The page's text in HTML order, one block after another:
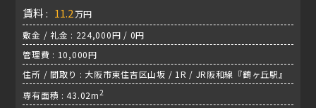
賃料 : 11.2万円
敷金 / 礼金 : 224,000円 / 0円
管理費 : 10,000円
住所 / 間取り : 大阪市東住吉区山坂 / 1R / JR阪和線『鶴ヶ丘駅』
専有面積 : 43.02m2